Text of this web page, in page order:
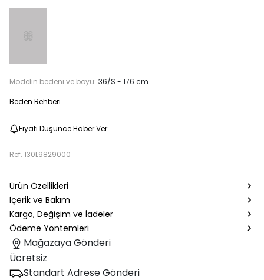
Modelin bedeni ve boyu: 36/S - 176 cm
Beden Rehberi
Fiyatı Düşünce Haber Ver
Ref. 130L9829000
Ürün Özellikleri
İçerik ve Bakım
Kargo, Değişim ve İadeler
Ödeme Yöntemleri
Mağazaya Gönderi
Ücretsiz
Standart Adrese Gönderi